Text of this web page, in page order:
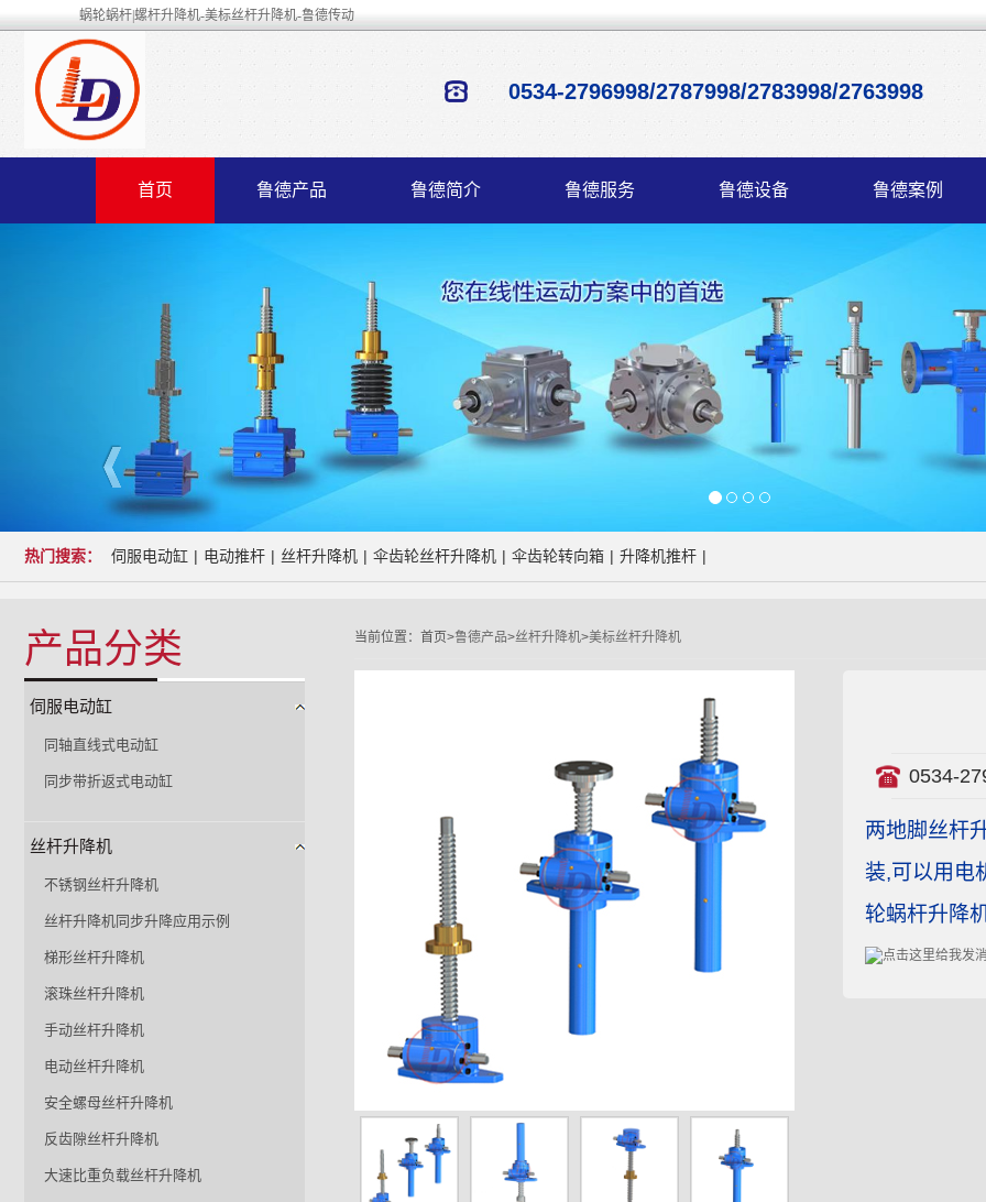
蜗轮蜗杆|螺杆升降机-美标丝杆升降机-鲁德传动
0534-2796998/2787998/2783998/2763998
首页 鲁德产品 鲁德简介 鲁德服务 鲁德设备 鲁德案例
热门搜索： 伺服电动缸 | 电动推杆 | 丝杆升降机 | 伞齿轮丝杆升降机 | 伞齿轮转向箱 | 升降机推杆 |
当前位置： 首页>鲁德产品>丝杆升降机>美标丝杆升降机
0534-
两地脚丝杆
装,可以用电
轮蜗杆升降
产品分类
伺服电动缸
同轴直线式电动缸
同步带折返式电动缸
丝杆升降机
不锈钢丝杆升降机
丝杆升降机同步升降应用示例
梯形丝杆升降机
滚珠丝杆升降机
手动丝杆升降机
电动丝杆升降机
安全螺母丝杆升降机
反齿隙丝杆升降机
大速比重负载丝杆升降机